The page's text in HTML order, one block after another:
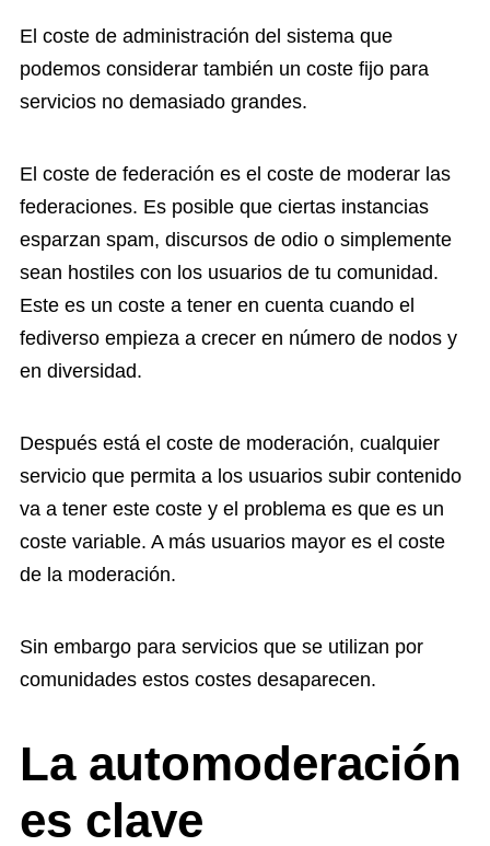
El coste de administración del sistema que
podemos considerar también un coste fijo para
servicios no demasiado grandes.
El coste de federación es el coste de moderar las
federaciones. Es posible que ciertas instancias
esparzan spam, discursos de odio o simplemente
sean hostiles con los usuarios de tu comunidad.
Este es un coste a tener en cuenta cuando el
fediverso empieza a crecer en número de nodos y
en diversidad.
Después está el coste de moderación, cualquier
servicio que permita a los usuarios subir contenido
va a tener este coste y el problema es que es un
coste variable. A más usuarios mayor es el coste
de la moderación.
Sin embargo para servicios que se utilizan por
comunidades estos costes desaparecen.
La automoderación
es clave